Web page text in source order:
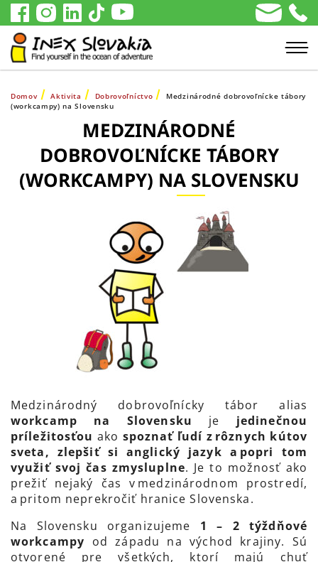
Domov Aktivita Dobrovoľníctvo
Medzinárodné dobrovoľnícke tábory
(workcampy) na Slovensku
MEDZINÁRODNÉ
DOBROVOĽNÍCKE TÁBORY
(WORKCAMPY) NA SLOVENSKU
Medzinárodný dobrovoľnícky tábor alias
workcamp
na Slovensku je jedinečnou
príležitosťou ako spoznať ľudí z rôznych kútov
sveta, zlepšiť si anglický jazyk a popri tom
využiť svoj čas zmysluplne. Je to možnosť ako
prežiť nejaký čas v medzinárodnom prostredí,
a pritom neprekročiť hranice Slovenska.
Na Slovensku organizujeme 1 – 2 týždňové
workcampy od západu na východ krajiny. Sú
otvorené pre všetkých, ktorí majú chuť